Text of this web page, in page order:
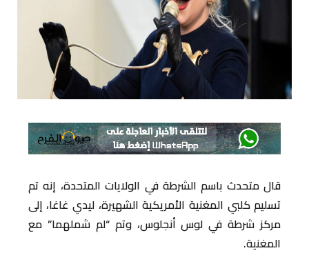
قال متحدث باسم الشرطة في الولايات المتحدة، إنه تم
تسليم كلبي المغنية الأمريكية الشهيرة، ليدي غاغا، إلى
مركز شرطة في لوس أنجلوس، وتم “لم شملهما” مع
المغنية.